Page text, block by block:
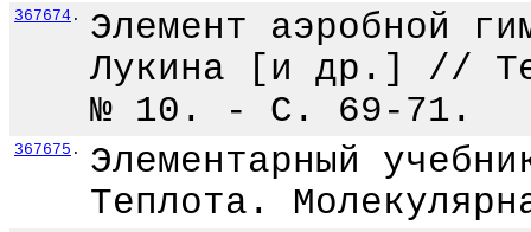
367674 .
Элемент аэробной
Лукина [и др.] //
№ 10. - С. 69-71.
367675 .
Элементарный
Теплота.